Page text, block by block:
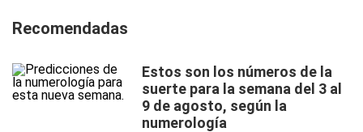
Recomendadas
Estos son los números de la
suerte para la semana del 3 al
9 de agosto, según la
numerología